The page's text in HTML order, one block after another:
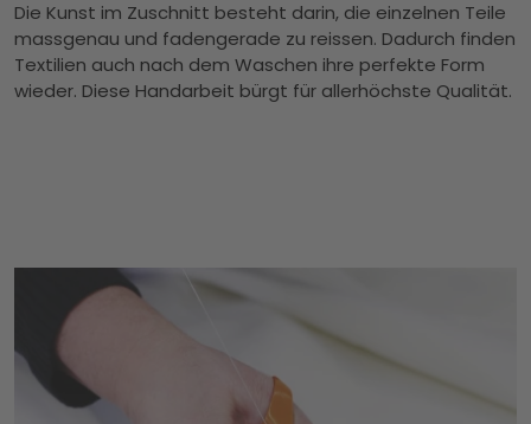
Die Kunst im Zuschnitt besteht darin, die einzelnen Teile
massgenau und fadengerade zu reissen. Dadurch finden
Textilien auch nach dem Waschen ihre perfekte Form
wieder. Diese Handarbeit bürgt für allerhöchste Qualität.